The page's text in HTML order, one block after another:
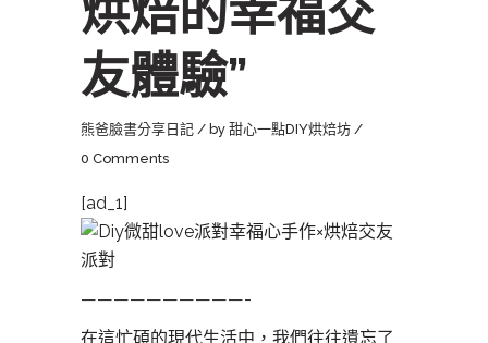
烘焙的幸福交
友體驗”
熊爸臉書分享日記 by 甜心一點DIY烘焙坊
0 Comments
[ad_1]
——————————-
在這忙碩的現代生活中，我們往往遺忘了